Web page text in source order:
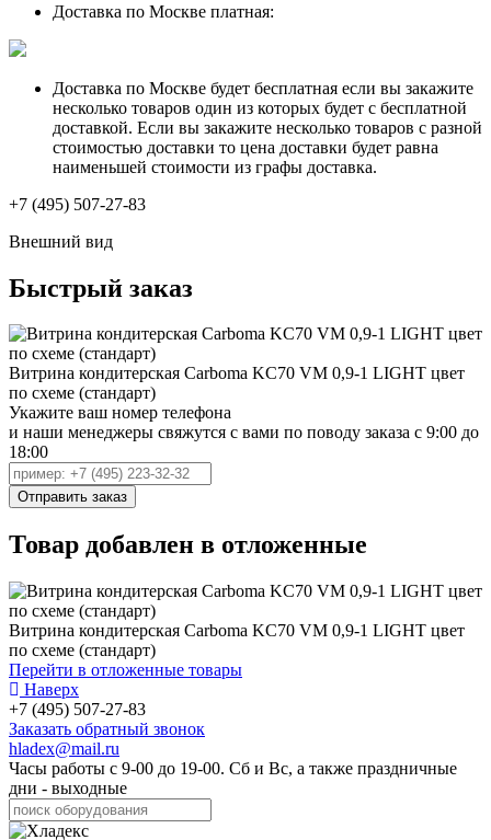
Доставка по Москве платная:
Доставка по Москве будет бесплатная если вы закажите
несколько товаров один из которых будет с бесплатной
доставкой. Если вы закажите несколько товаров с разной
стоимостью доставки то цена доставки будет равна
наименьшей стоимости из графы доставка.
+7 (495) 507-27-83
Внешний вид
Быстрый заказ
Витрина кондитерская Carboma KC70 VM 0,9-1 LIGHT цвет
по схеме (стандарт)
Укажите ваш номер телефона
и наши менеджеры свяжутся с вами по поводу заказа с 9:00 до
18:00
Товар добавлен в отложенные
Витрина кондитерская Carboma KC70 VM 0,9-1 LIGHT цвет
по схеме (стандарт)
Перейти в отложенные товары
Наверх
+7 (495) 507-27-83
Заказать обратный звонок
hladex@mail.ru
Часы работы с 9-00 до 19-00. Сб и Вс, а также праздничные
дни - выходные